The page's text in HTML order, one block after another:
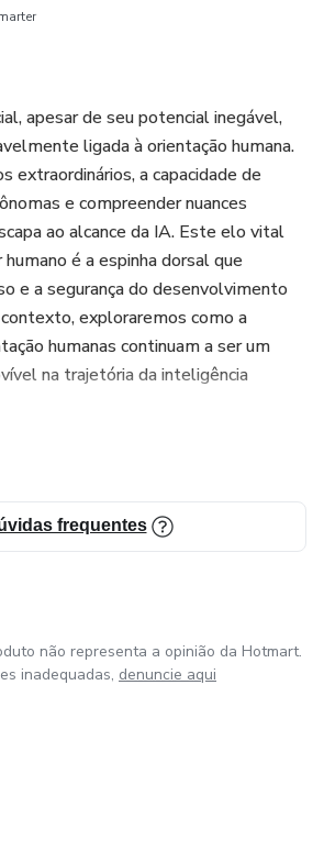
apesar de seu potencial inegável,
ligada à orientação humana.
extraordinários, a capacidade de
e compreender nuances
ao alcance da IA. Este elo vital
é a espinha dorsal que
e a segurança do desenvolvimento
exploraremos como a
humanas continuam a ser um
na trajetória da inteligência
frequentes
não representa a opinião da Hotmart.
inadequadas, denuncie aqui